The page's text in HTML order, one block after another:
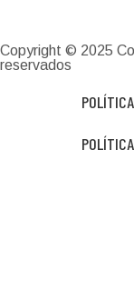
Copyright © 2025
reservados